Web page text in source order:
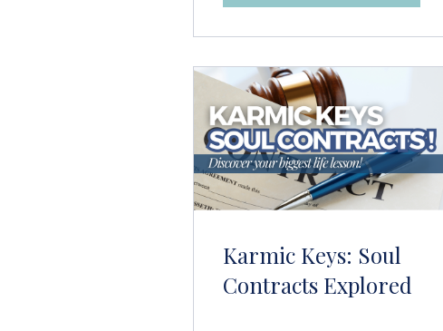
Karmic Keys: Soul
Contracts Explored